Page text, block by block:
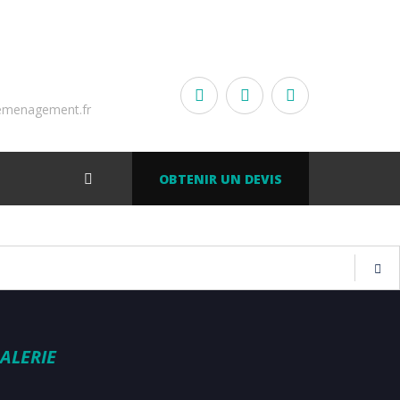
OBTENIR UN DEVIS